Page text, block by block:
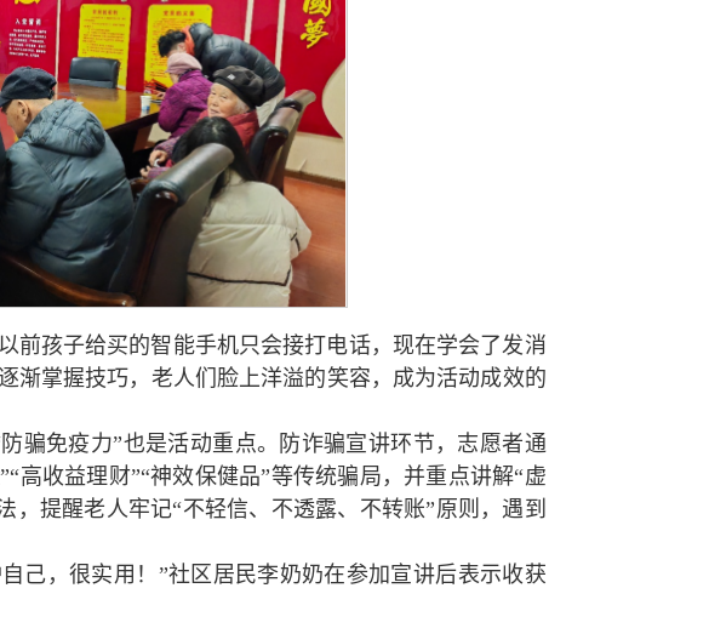
前孩子给买的智能手机只会接打电话，现在学会了发消
渐掌握技巧，老人们脸上洋溢的笑容，成为活动成效的
骗免疫力”也是活动重点。防诈骗宣讲环节，志愿者通
高收益理财”“神效保健品”等传统骗局，并重点讲解“虚
，提醒老人牢记“不轻信、不透露、不转账”原则，遇到
己，很实用！”社区居民李奶奶在参加宣讲后表示收获